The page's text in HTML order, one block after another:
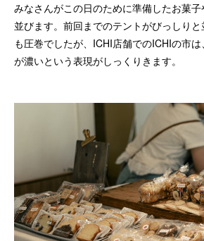
みなさんがこの日のために準備したお菓
並びます。前回までのテントがびっしり
も圧巻でしたが、ICHI店舗でのICHIの市
が濃いという表現がしっくりきます。